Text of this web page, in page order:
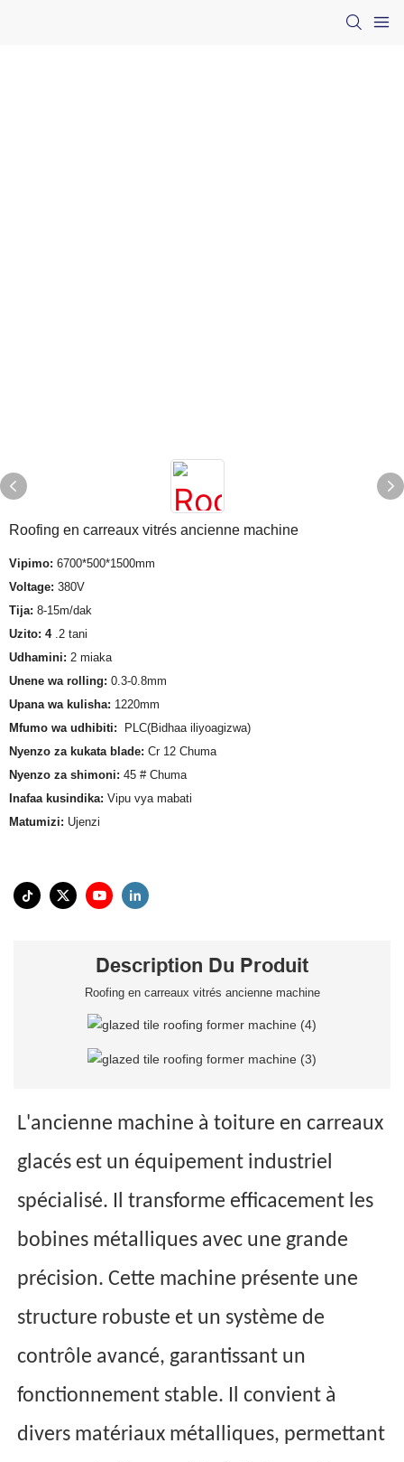
Roofing en carreaux vitrés ancienne machine
Vipimo: 6700*500*1500mm
Voltage: 380V
Tija: 8-15m/dak
Uzito: 4 .2 tani
Udhamini: 2 miaka
Unene wa rolling: 0.3-0.8mm
Upana wa kulisha: 1220mm
Mfumo wa udhibiti:
PLC(Bidhaa iliyoagizwa)
Nyenzo za kukata blade: Cr 12 Chuma
Nyenzo za shimoni: 45 # Chuma
Inafaa kusindika: Vipu vya mabati
Matumizi: Ujenzi
Description Du Produit
Roofing en carreaux vitrés ancienne machine
L'ancienne machine à toiture en carreaux
glacés est un équipement industriel
spécialisé. Il transforme efficacement les
bobines métalliques avec une grande
précision. Cette machine présente une
structure robuste et un système de
contrôle avancé, garantissant un
fonctionnement stable. Il convient à
divers matériaux métalliques, permettant